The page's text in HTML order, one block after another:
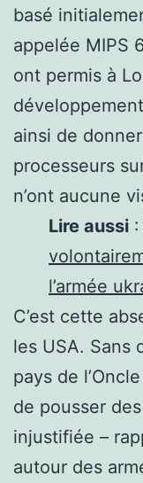
basé
appelée MIPS
ont permis à
ainsi de
processeurs
n’ont aucune
Lire aussi :
l’armée
C’est cette
les USA. Sans
pays de
de pousser
injustifiée –
autour des